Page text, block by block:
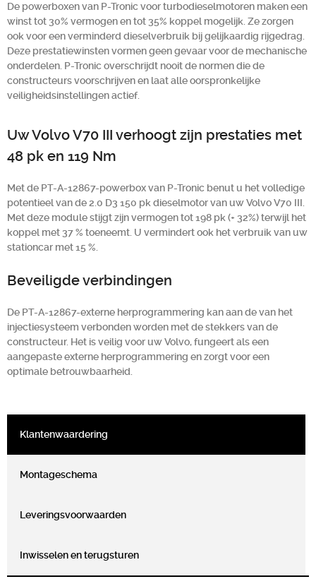
De powerboxen van P-Tronic voor turbodieselmotoren maken een
winst tot 30% vermogen en tot 35% koppel mogelijk. Ze zorgen
ook voor een verminderd dieselverbruik bij gelijkaardig rijgedrag.
Deze prestatiewinsten vormen geen gevaar voor de mechanische
onderdelen. P-Tronic overschrijdt nooit de normen die de
constructeurs voorschrijven en laat alle oorspronkelijke
veiligheidsinstellingen actief.
Uw Volvo V70 III verhoogt zijn prestaties met
48 pk en 119 Nm
Met de PT-A-12867-powerbox van P-Tronic benut u het volledige
potentieel van de 2.0 D3 150 pk dieselmotor van uw Volvo V70 III.
Met deze module stijgt zijn vermogen tot 198 pk (+ 32%) terwijl het
koppel met 37 % toeneemt. U vermindert ook het verbruik van uw
stationcar met 15 %.
Beveiligde verbindingen
De PT-A-12867-externe herprogrammering kan aan de van het
injectiesysteem verbonden worden met de stekkers van de
constructeur. Het is veilig voor uw Volvo, fungeert als een
aangepaste externe herprogrammering en zorgt voor een
optimale betrouwbaarheid.
Klantenwaardering
Montageschema
Leveringsvoorwaarden
Inwisselen en terugsturen